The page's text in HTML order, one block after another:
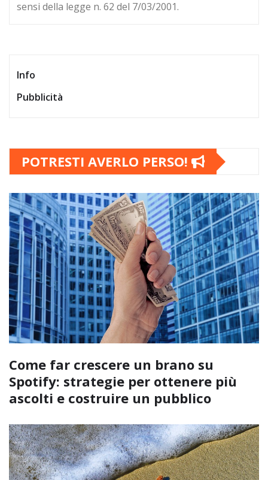
sensi della legge n. 62 del 7/03/2001.
Info
Pubblicità
POTRESTI AVERLO PERSO!
Come far crescere un brano su
Spotify: strategie per ottenere più
ascolti e costruire un pubblico